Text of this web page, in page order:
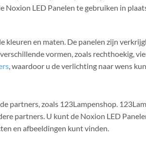
Noxion LED Panelen te gebruiken in
kleuren en maten. De panelen zijn
vormen, zoals rechthoekig,
, waardoor u de verlichting naar wens
partners, zoals 123Lampenshop.
partners. U kunt de Noxion LED
en afbeeldingen kunt vinden.